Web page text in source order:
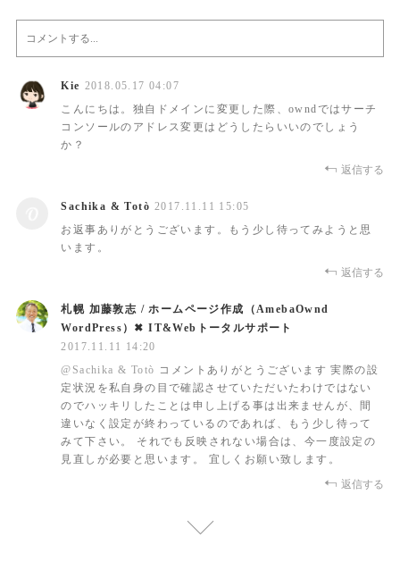
Kie 2018.05.17 04:07
こんにちは。独自ドメインに変更した際、owndではサーチ
コンソールのアドレス変更はどうしたらいいのでしょう
か？
返信する
Sachika & Totò 2017.11.11 15:05
お返事ありがとうございます。もう少し待ってみようと思
います。
返信する
札幌 加藤敦志 / ホームページ作成（AmebaOwnd
WordPress）✖︎ IT&Webトータルサポート
2017.11.11 14:20
@ Sachika & Totò コメントありがとうございます 実際の設
定状況を私自身の目で確認させていただいたわけではない
のでハッキリしたことは申し上げる事は出来ませんが、間
違いなく設定が終わっているのであれば、もう少し待って
みて下さい。 それでも反映されない場合は、今一度設定の
見直しが必要と思います。 宜しくお願い致します。
返信する